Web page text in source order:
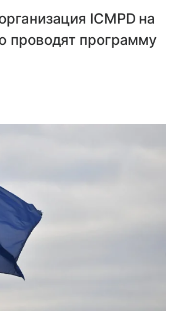
ICMPD на
проводят программу